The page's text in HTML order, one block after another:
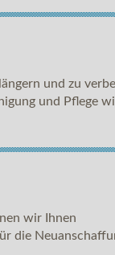
und zu
und Pflege
wir Ihnen
die